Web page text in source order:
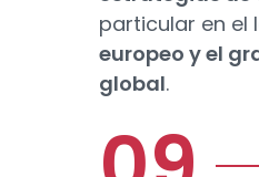
particular en el
europeo y el
global.